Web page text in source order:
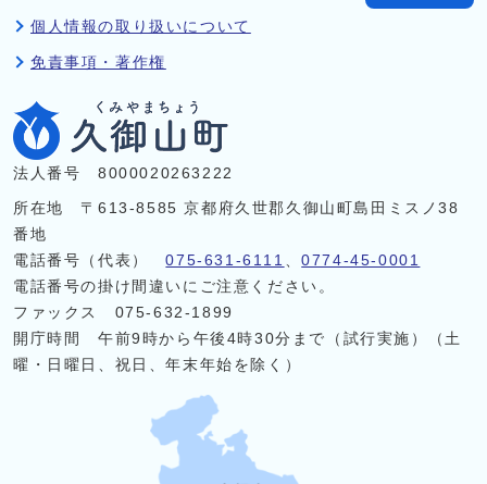
個人情報の取り扱いについて
免責事項・著作権
法人番号 8000020263222
所在地 〒613-8585 京都府久世郡久御山町島田ミスノ38
番地
電話番号（代表）075-631-6111 、0774-45-0001
電話番号の掛け間違いにご注意ください。
ファックス 075-632-1899
開庁時間 午前9時から午後4時30分まで（試行実施）（土
曜・日曜日、祝日、年末年始を除く）